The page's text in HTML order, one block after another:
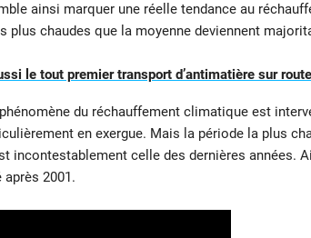
ainsi marquer une réelle tendance au
plus chaudes que la moyenne deviennent
le tout premier transport d’antimatière sur
du réchauffement climatique est
en exergue. Mais la période la plus
incontestablement celle des dernières années.
après 2001.